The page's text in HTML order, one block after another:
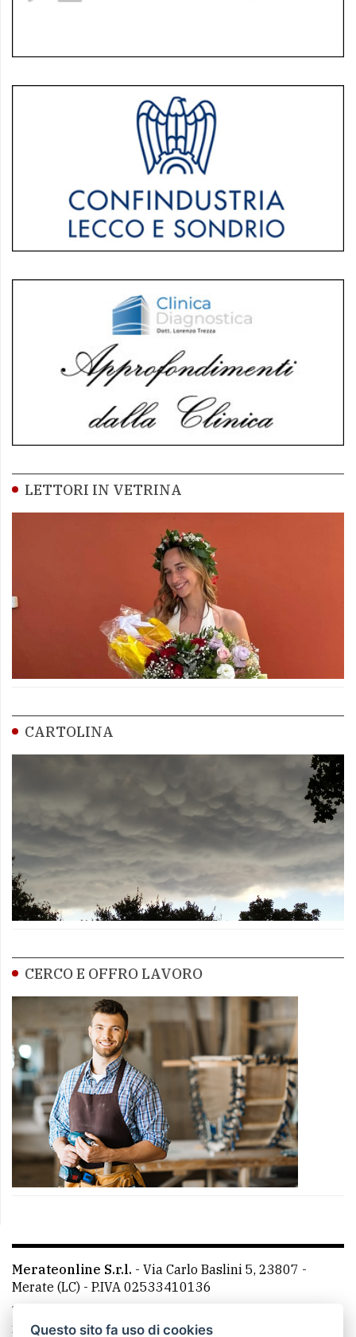
LETTORI IN VETRINA
CARTOLINA
CERCO E OFFRO LAVORO
Merateonline S.r.l. - Via Carlo Baslini 5, 23807 -
Merate (LC) - P.IVA 02533410136
Telefono:
mail: redazione@merateonline.it
Questo sito fa uso di cookies